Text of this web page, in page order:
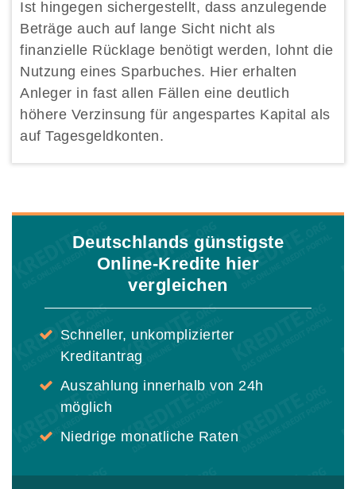
Ist hingegen sichergestellt, dass anzulegende
Beträge auch auf lange Sicht nicht als
finanzielle Rücklage benötigt werden, lohnt die
Nutzung eines Sparbuches. Hier erhalten
Anleger in fast allen Fällen eine deutlich
höhere Verzinsung für angespartes Kapital als
auf Tagesgeldkonten.
Deutschlands günstigste
Online-Kredite hier
vergleichen
Schneller, unkomplizierter
Kreditantrag
Auszahlung innerhalb von 24h
möglich
Niedrige monatliche Raten